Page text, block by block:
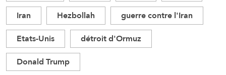
Iran
Hezbollah
guerre contre l'Iran
Etats-Unis
détroit d'Ormuz
Donald Trump